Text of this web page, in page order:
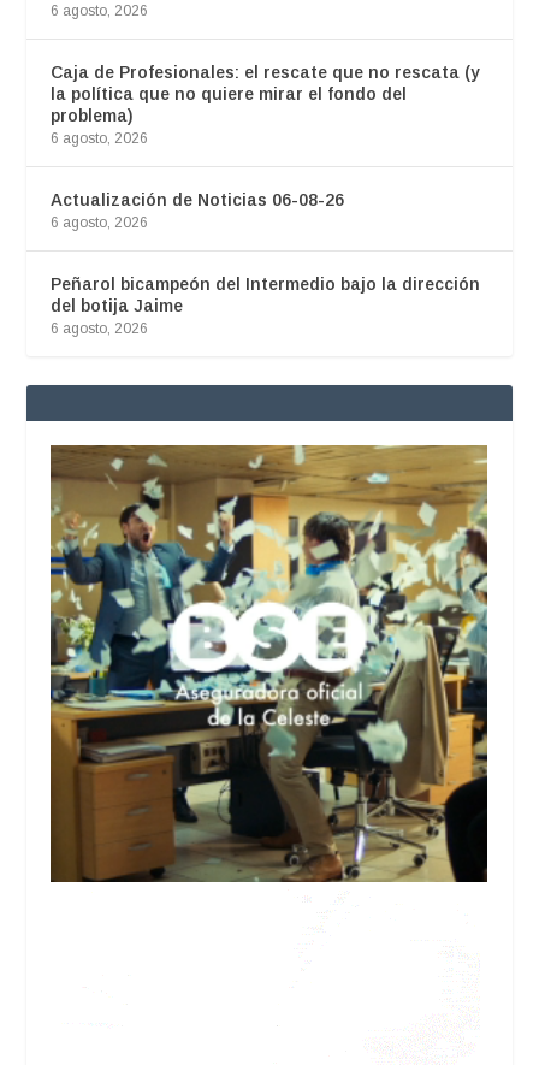
6 agosto, 2026
Caja de Profesionales: el rescate que no rescata (y
la política que no quiere mirar el fondo del
problema)
6 agosto, 2026
Actualización de Noticias 06-08-26
6 agosto, 2026
Peñarol bicampeón del Intermedio bajo la dirección
del botija Jaime
6 agosto, 2026